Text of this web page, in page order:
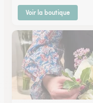
Voir la boutique